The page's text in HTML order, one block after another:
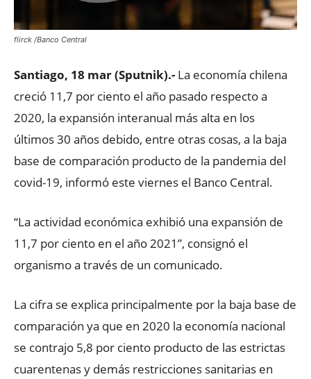
flirck /Banco Central
Santiago, 18 mar (Sputnik).- La economía chilena
creció 11,7 por ciento el año pasado respecto a
2020, la expansión interanual más alta en los
últimos 30 años debido, entre otras cosas, a la baja
base de comparación producto de la pandemia del
covid-19, informó este viernes el Banco Central.
“La actividad económica exhibió una expansión de
11,7 por ciento en el año 2021”, consignó el
organismo a través de un comunicado.
La cifra se explica principalmente por la baja base de
comparación ya que en 2020 la economía nacional
se contrajo 5,8 por ciento producto de las estrictas
cuarentenas y demás restricciones sanitarias en